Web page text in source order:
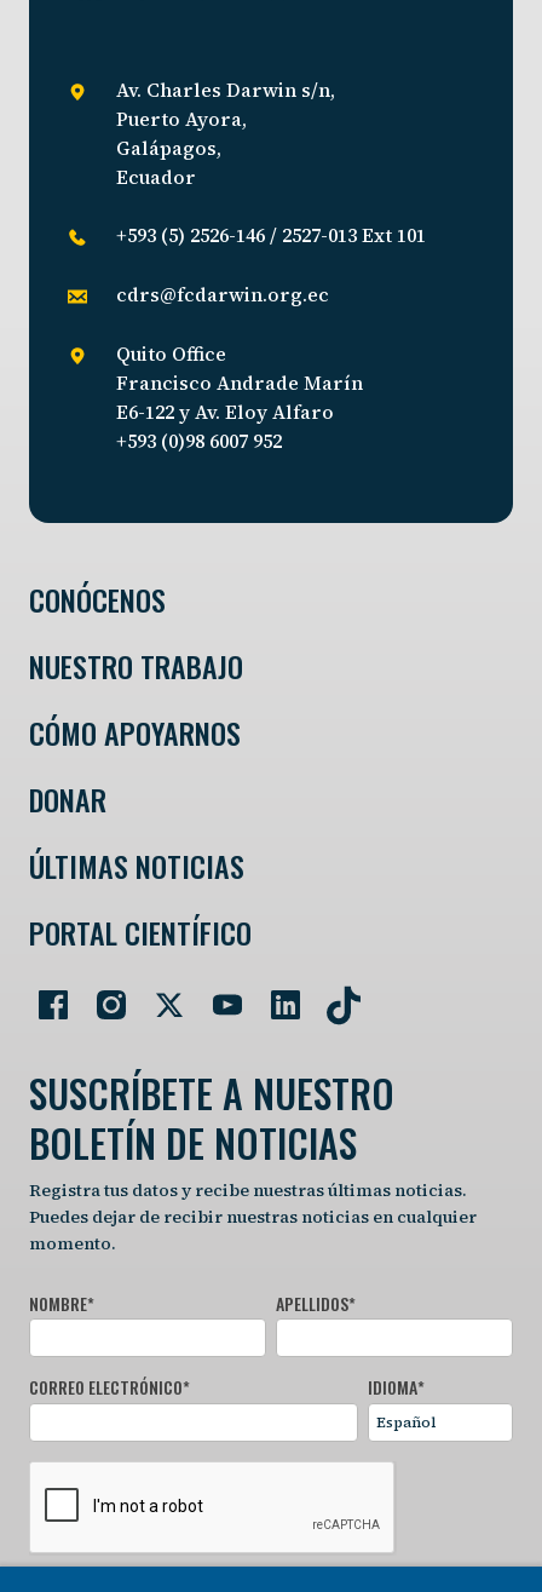
Av. Charles Darwin s/n,
Puerto Ayora,
Galápagos,
Ecuador
+593 (5) 2526-146 / 2527-013 Ext 101
cdrs@fcdarwin.org.ec
Quito Office
Francisco Andrade Marín
E6-122 y Av. Eloy Alfaro
+593 (0)98 6007 952
CONÓCENOS
NUESTRO TRABAJO
CÓMO APOYARNOS
DONAR
ÚLTIMAS NOTICIAS
PORTAL CIENTÍFICO
SUSCRÍBETE A NUESTRO
BOLETÍN DE NOTICIAS
Registra tus datos y recibe nuestras últimas noticias.
Puedes dejar de recibir nuestras noticias en cualquier
momento.
NOMBRE* APELLIDOS*
CORREO ELECTRÓNICO* IDIOMA*